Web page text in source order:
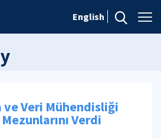
English
ve Veri Mühendisliği
Verdi